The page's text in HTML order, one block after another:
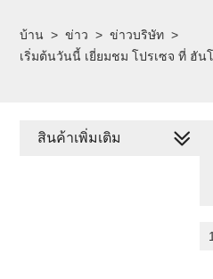
บ้าน > ข่าว > ข่าวบริษัท >
เริ่มต้นวันนี้ เยี่ยมชม โปรเซจ ที่ ฮัน
สินค้าเพิ่มเติม